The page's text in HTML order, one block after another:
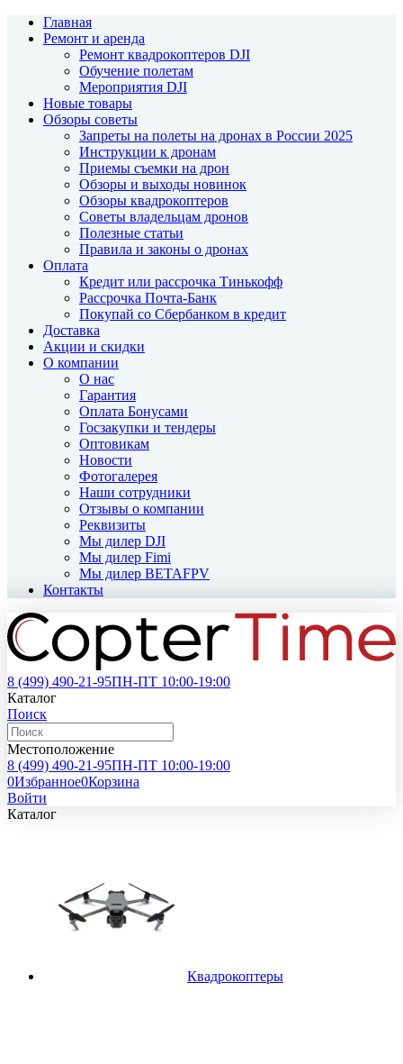
Главная
Ремонт и аренда
Ремонт квадрокоптеров DJI
Обучение полетам
Мероприятия DJI
Новые товары
Обзоры советы
Запреты на полеты на дронах в России 2025
Инструкции к дронам
Приемы съемки на дрон
Обзоры и выходы новинок
Обзоры квадрокоптеров
Советы владельцам дронов
Полезные статьи
Правила и законы о дронах
Оплата
Кредит или рассрочка Тинькофф
Рассрочка Почта-Банк
Покупай со Сбербанком в кредит
Доставка
Акции и скидки
О компании
О нас
Гарантия
Оплата Бонусами
Госзакупки и тендеры
Оптовикам
Новости
Фотогалерея
Наши сотрудники
Отзывы о компании
Реквизиты
Мы дилер DJI
Мы дилер Fimi
Мы дилер BETAFPV
Контакты
8 (499) 490-21-95ПН-ПТ 10:00-19:00
Каталог
Поиск
Местоположение
8 (499) 490-21-95ПН-ПТ 10:00-19:00
0Избранное0Корзина
Войти
Каталог
Квадрокоптеры